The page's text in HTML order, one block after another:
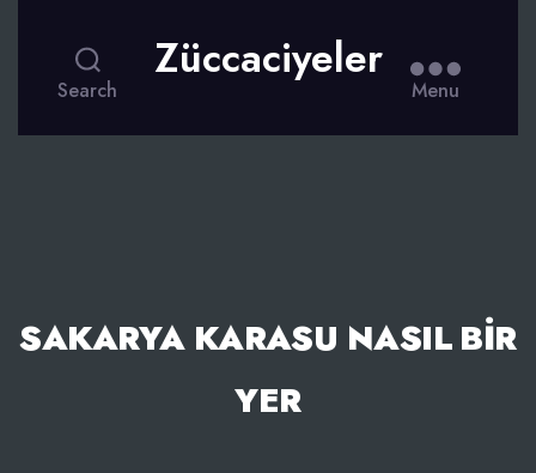
Search
Züccaciyeler
Menu
SAKARYA KARASU NASIL BIR
YER